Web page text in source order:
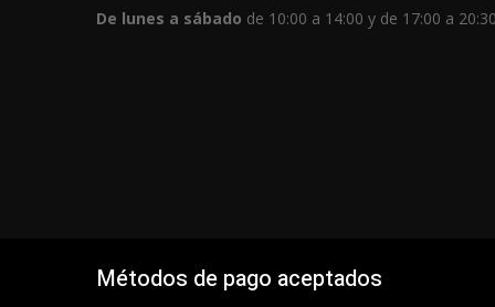
De lunes a sábado de 10:00 a 14:00 y de 17:00 a
Métodos de pago aceptados